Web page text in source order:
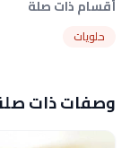
أقسام ذات صلة
حلويات
وصفات ذات